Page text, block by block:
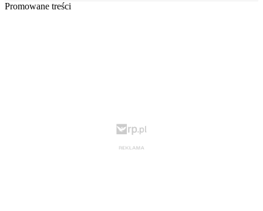
Promowane treści